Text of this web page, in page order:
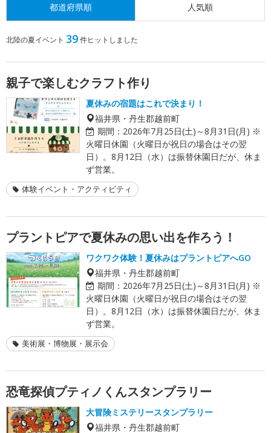
都道府県順 人気順
北陸の夏イベント 39件ヒットしました
親子で楽しむクラフト作り
夏休みの宿題はこれで決まり！
福井県・丹生郡越前町
期間： 2026年7月25日(土)～8月31日(月) ※
火曜日休園（火曜日が祝日の場合はその翌
日）。8月12日（水）は振替休園日だが、休ま
ず営業。
体験イベント・アクティビティ
プラントピアで夏休みの思い出を作ろう！
ワクワク体験！夏休みはプラントピアへGO
福井県・丹生郡越前町
期間： 2026年7月25日(土)～8月31日(月) ※
火曜日休園（火曜日が祝日の場合はその翌
日）。8月12日（水）は振替休園日だが、休ま
ず営業。
美術展・博物展・展示会
恐竜探偵プティノくんスタンプラリー
大冒険ミステリースタンプラリー
福井県・丹生郡越前町